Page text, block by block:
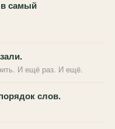
в самый
И ещё раз. И ещё.
слов.